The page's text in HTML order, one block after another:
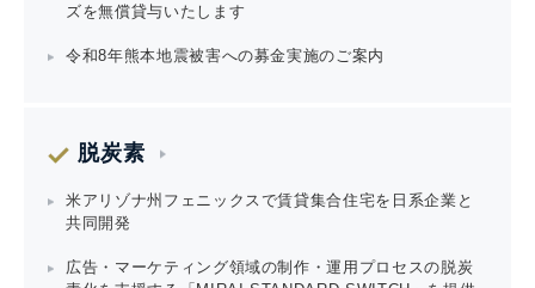
ズを無償貸与いたします
令和8年熊本地震被害への募金実施のご案内
脱炭素
米アリゾナ州フェニックスで賃貸集合住宅を日系企業と
共同開発
広告・マーケティング領域の制作・運用プロセスの脱炭